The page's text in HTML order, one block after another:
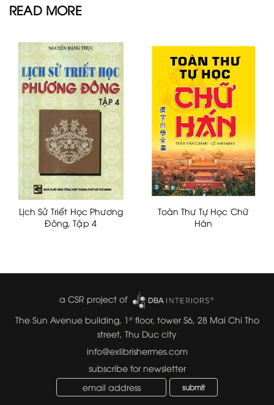
READ MORE
Lịch Sử Triết Học Phương
Đông, Tập 4
Toàn Thư Tự Học Chữ
Hán
a CSR project of
The Sun Avenue building, 1 stfloor, tower S6, 28 Mai Chi Tho
street, Thu Duc city
info@exlibrishermes.com
subscribe for newsletter
submit